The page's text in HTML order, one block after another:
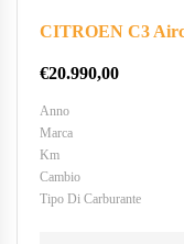
CITROEN C3
€20.990,00
Anno
Marca
Km
Cambio
Tipo Di Carburante